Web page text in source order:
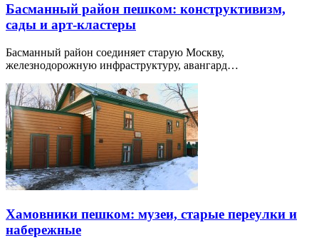
Басманный район пешком: конструктивизм,
сады и арт-кластеры
Басманный район соединяет старую Москву,
железнодорожную инфраструктуру, авангард…
Хамовники пешком: музеи, старые переулки и
набережные